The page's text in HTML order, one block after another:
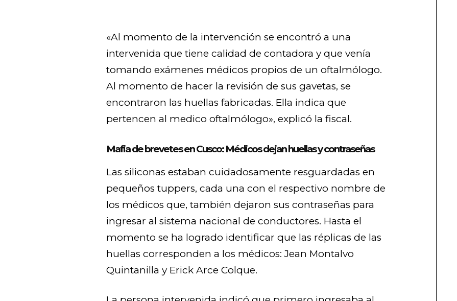
«Al momento de la intervención se encontró a una
intervenida que tiene calidad de contadora y que venía
tomando exámenes médicos propios de un oftalmólogo.
Al momento de hacer la revisión de sus gavetas, se
encontraron las huellas fabricadas. Ella indica que
pertencen al medico oftalmólogo», explicó la fiscal.
Mafia de brevetes en Cusco: Médicos dejan huellas y contraseñas
Las siliconas estaban cuidadosamente resguardadas en
pequeños tuppers, cada una con el respectivo nombre de
los médicos que, también dejaron sus contraseñas para
ingresar al sistema nacional de conductores. Hasta el
momento se ha logrado identificar que las réplicas de las
huellas corresponden a los médicos: Jean Montalvo
Quintanilla y Erick Arce Colque.